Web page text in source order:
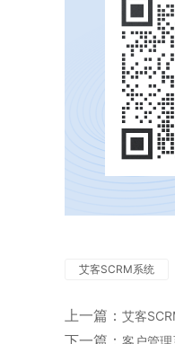
艾客SCRM系统
上一篇： 艾客
下一篇： 客户管理